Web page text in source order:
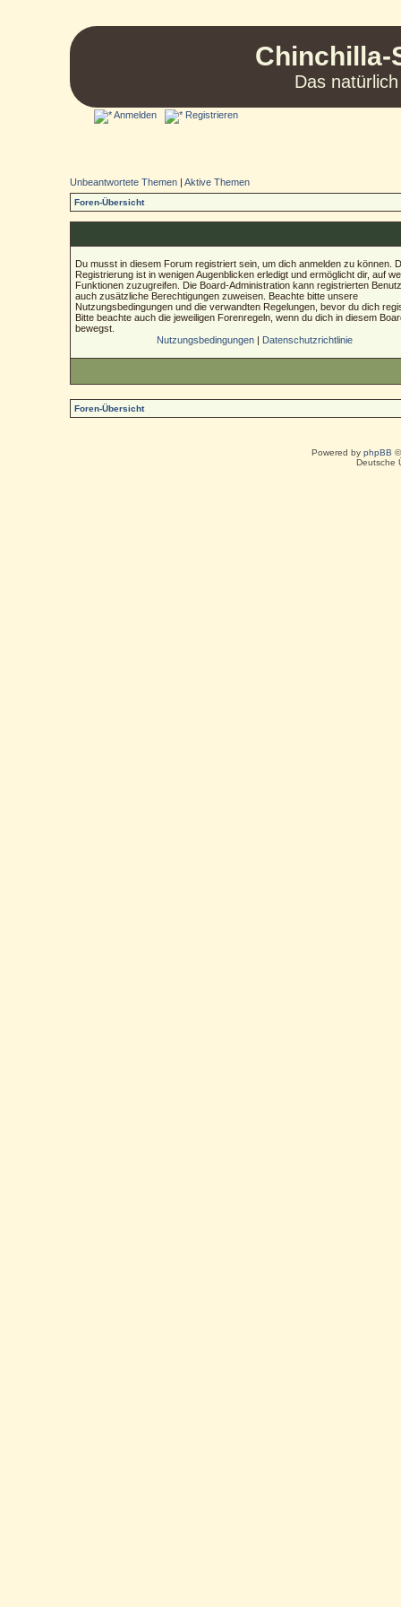
Chinchilla-
Das
Anmelden Registrieren
Unbeantwortete Themen |Aktive Themen
Foren-Übersicht
Du musst in diesem Forum registriert sein, um dich anmelden zu können.
Registrierung ist in wenigen Augenblicken erledigt und ermöglicht dir, auf
Funktionen zuzugreifen. Die Board-Administration kann registrierten
auch zusätzliche Berechtigungen zuweisen. Beachte bitte unsere
Nutzungsbedingungen und die verwandten Regelungen, bevor du dich
Bitte beachte auch die jeweiligen Forenregeln, wenn du dich in diesem
bewegst.
Nutzungsbedingungen| Datenschutzrichtlinie
Foren-Übersicht
Powered by phpBB
Deutsche